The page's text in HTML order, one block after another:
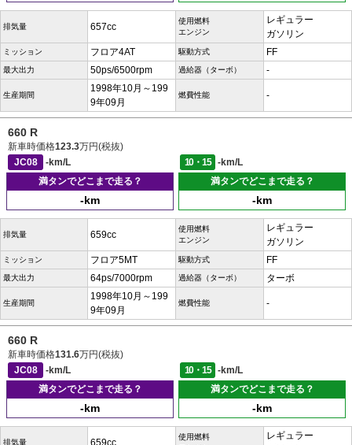
排気量 657cc
使用燃料
エンジン
レギュラー
ガソリン
ミッション フロア4AT 駆動方式 FF
最大出力 50ps/6500rpm 過給器（ターボ） -
生産期間
1998年10月～199
9年09月
燃費性能 -
660 R
新車時価格123.3万円(税抜)
JC08
-km/L 10・15
-km/L
満タンでどこまで走る？
-km
満タンでどこまで走る？
-km
排気量 659cc
使用燃料
エンジン
レギュラー
ガソリン
ミッション フロア5MT 駆動方式 FF
最大出力 64ps/7000rpm 過給器（ターボ） ターボ
生産期間
1998年10月～199
9年09月
燃費性能 -
660 R
新車時価格131.6万円(税抜)
JC08
-km/L 10・15
-km/L
満タンでどこまで走る？
-km
満タンでどこまで走る？
-km
排気量
使用燃料
レギュラー